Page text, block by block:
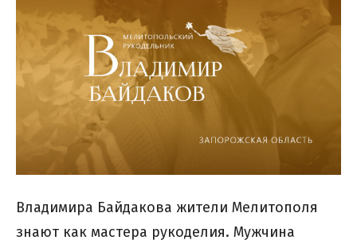
Владимира Байдакова жители Мелитополя
знают как мастера рукоделия. Мужчина